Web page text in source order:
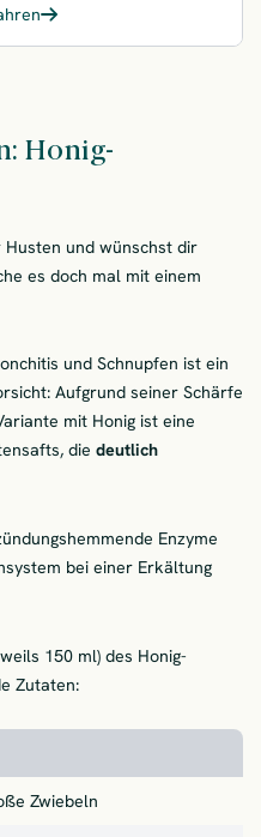
Honig-
und wünschst dir
es doch mal mit einem
und Schnupfen ist ein
Aufgrund seiner Schärfe
mit Honig ist eine
die deutlich
Enzyme
bei einer Erkältung
150 ml) des Honig-
Zutaten:
Zwiebeln